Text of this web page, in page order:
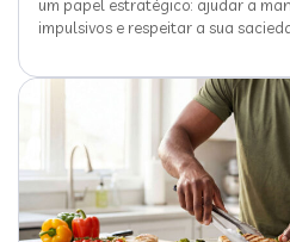
um papel estratégico: ajudar a
impulsivos e respeitar a sua